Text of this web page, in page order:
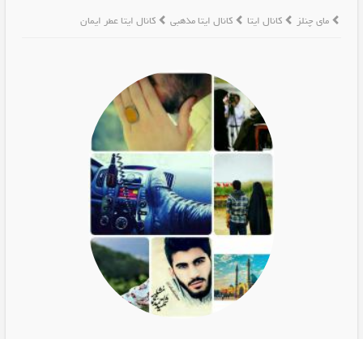
مای چنلز کانال ایتا کانال ایتا مذهبی کانال ایتا عطر ایمان